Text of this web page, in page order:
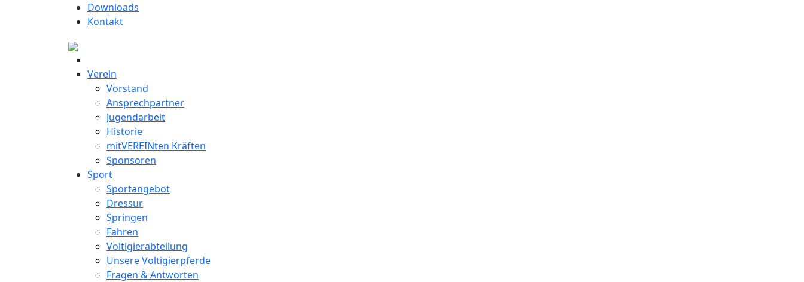
Downloads
Kontakt
Verein
Vorstand
Ansprechpartner
Jugendarbeit
Historie
mitVEREINten Kräften
Sponsoren
Sport
Sportangebot
Dressur
Springen
Fahren
Voltigierabteilung
Unsere Voltigierpferde
Fragen & Antworten